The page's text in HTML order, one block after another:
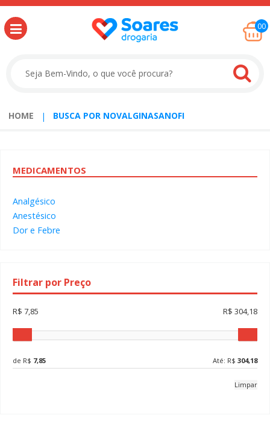
00
HOME BUSCA POR NOVALGINASANOFI
MEDICAMENTOS
Analgésico
Anestésico
Dor e Febre
Filtrar por Preço
R$ 7,85 R$ 304,18
de R$ 7,85 Até: R$ 304,18
Limpar